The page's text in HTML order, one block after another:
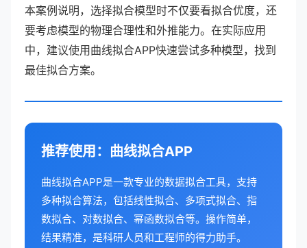
本案例说明，选择拟合模型时不仅要看拟合优度，还
要考虑模型的物理合理性和外推能力。在实际应用
中，建议使用曲线拟合APP快速尝试多种模型，找到
最佳拟合方案。
推荐使用：曲线拟合APP
曲线拟合APP是一款专业的数据拟合工具，支持
多种拟合算法，包括线性拟合、多项式拟合、指
数拟合、对数拟合、幂函数拟合等。操作简单，
结果精准，是科研人员和工程师的得力助手。